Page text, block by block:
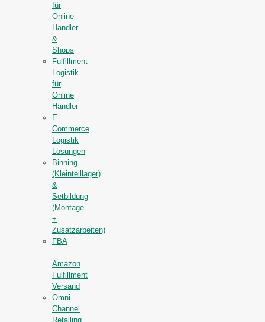
für
Online
Händler
&
Shops
Fulfillment
Logistik
für
Online
Händler
E-
Commerce
Logistik
Lösungen
Binning
(Kleinteillager)
&
Setbildung
(Montage
+
Zusatzarbeiten)
FBA
–
Amazon
Fulfillment
Versand
Omni-
Channel
Retailing,